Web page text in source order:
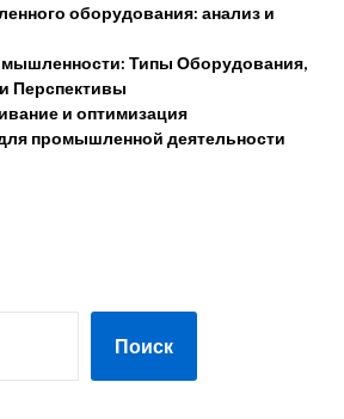
оборудования: анализ и
Типы Оборудования,
Перспективы
и оптимизация
промышленной деятельности
Поиск